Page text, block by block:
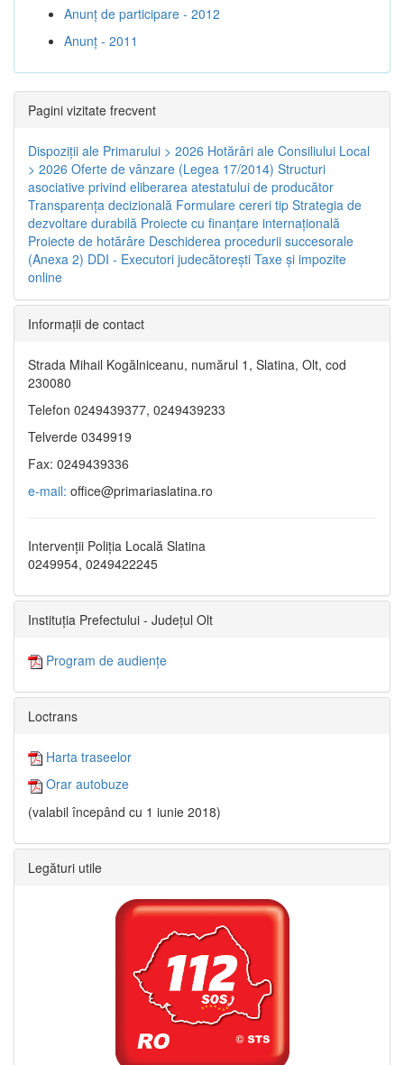
Anunț de participare - 2012
Anunț - 2011
Pagini vizitate frecvent
Dispoziţii ale Primarului > 2026 Hotărâri ale Consiliului Local
> 2026 Oferte de vânzare (Legea 17/2014) Structuri
asociative privind eliberarea atestatului de producător
Transparenţa decizională Formulare cereri tip Strategia de
dezvoltare durabilă Proiecte cu finanţare internaţională
Proiecte de hotărâre Deschiderea procedurii succesorale
(Anexa 2) DDI - Executori judecătorești Taxe şi impozite
online
Informaţii de contact
Strada Mihail Kogălniceanu, numărul 1, Slatina, Olt, cod
230080
Telefon 0249439377, 0249439233
Telverde 0349919
Fax: 0249439336
e-mail: office@primariaslatina.ro
Intervenții Poliția Locală Slatina
0249954, 0249422245
Instituția Prefectului - Județul Olt
Program de audiențe
Loctrans
Harta traseelor
Orar autobuze
(valabil începând cu 1 iunie 2018)
Legături utile